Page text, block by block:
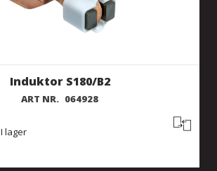
Induktor S180/B2
ART NR. 064928
I lager